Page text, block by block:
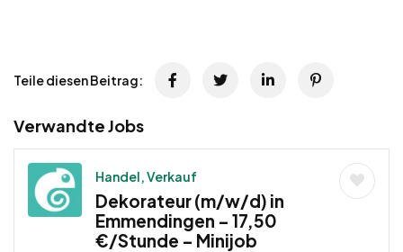
Teile diesen Beitrag:
Verwandte Jobs
Handel, Verkauf
Dekorateur (m/w/d) in
Emmendingen – 17,50
€/Stunde – Minijob